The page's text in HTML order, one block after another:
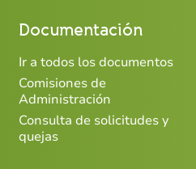
Documentación
Ir a todos los documentos
Comisiones de
Administración
Consulta de solicitudes y
quejas